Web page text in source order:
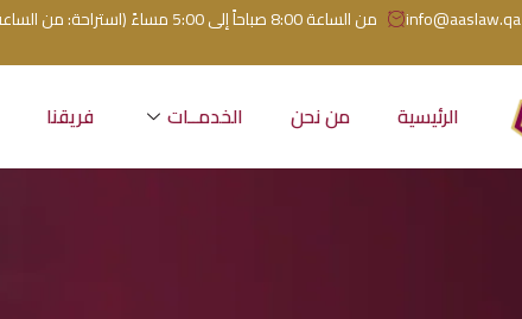
info@aaslaw.qa من الساعة 8:00 صباحاً إلى 5:00 مساءً (استراحة: من الساعة 1:00 إلى 2:00 بعد الظهر)
الرئيسية من نحن الخدمــات فريقنا